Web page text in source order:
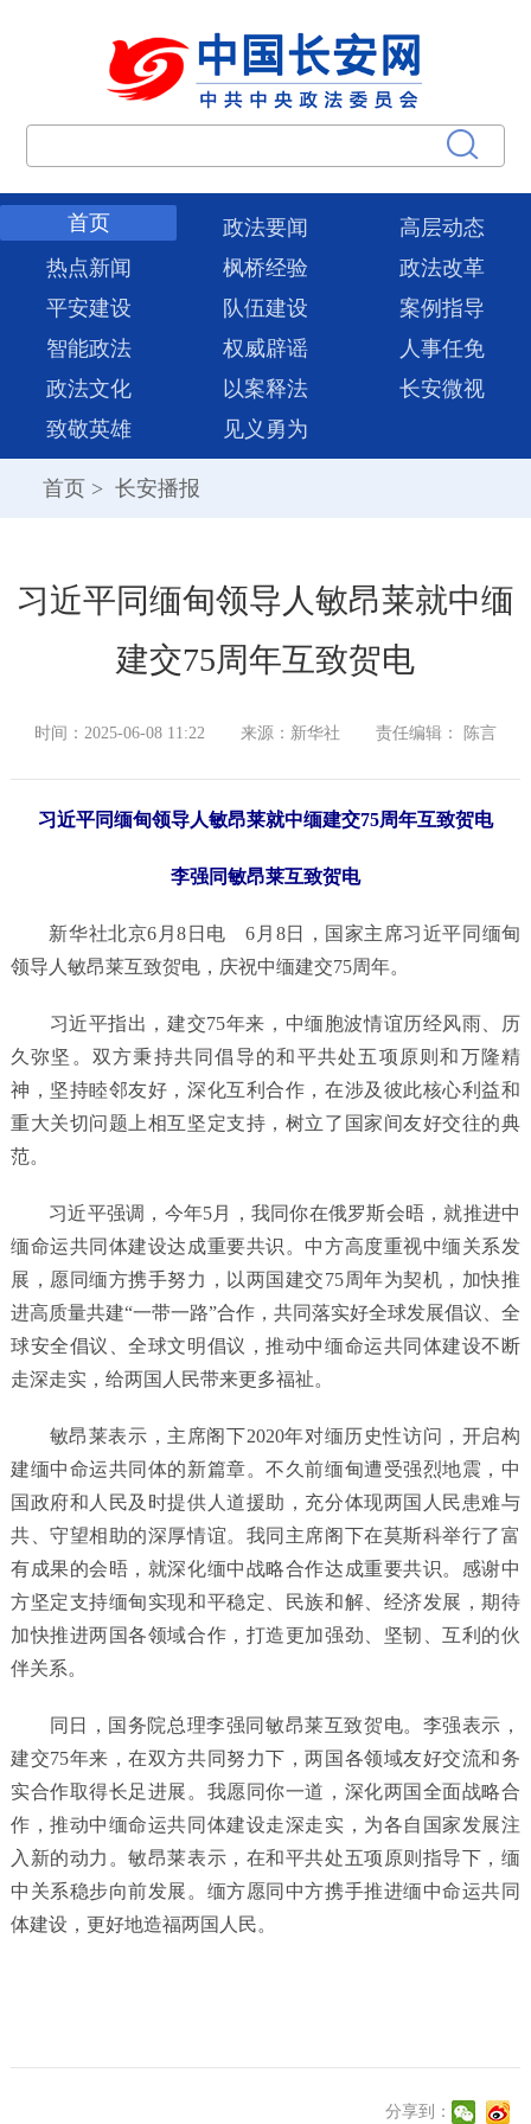
首页 政法要闻
高层动态
热点新闻
枫桥经验
政法改革
平安建设
队伍建设
案例指导
智能政法
权威辟谣
人事任免
政法文化
以案释法
长安微视
致敬英雄
见义勇为
首页 > 长安播报
习近平同缅甸领导人敏昂莱就中缅
建交75周年互致贺电
时间：2025-06-08 11:22 来源：新华社 责任编辑： 陈言
习近平同缅甸领导人敏昂莱就中缅建交75周年互致贺电
李强同敏昂莱互致贺电
新华社北京6月8日电 6月8日，国家主席习近平同缅甸
领导人敏昂莱互致贺电，庆祝中缅建交75周年。
习近平指出，建交75年来，中缅胞波情谊历经风雨、历
久弥坚。双方秉持共同倡导的和平共处五项原则和万隆精
神，坚持睦邻友好，深化互利合作，在涉及彼此核心利益和
重大关切问题上相互坚定支持，树立了国家间友好交往的典
范。
习近平强调，今年5月，我同你在俄罗斯会晤，就推进中
缅命运共同体建设达成重要共识。中方高度重视中缅关系发
展，愿同缅方携手努力，以两国建交75周年为契机，加快推
进高质量共建“一带一路”合作，共同落实好全球发展倡议、全
球安全倡议、全球文明倡议，推动中缅命运共同体建设不断
走深走实，给两国人民带来更多福祉。
敏昂莱表示，主席阁下2020年对缅历史性访问，开启构
建缅中命运共同体的新篇章。不久前缅甸遭受强烈地震，中
国政府和人民及时提供人道援助，充分体现两国人民患难与
共、守望相助的深厚情谊。我同主席阁下在莫斯科举行了富
有成果的会晤，就深化缅中战略合作达成重要共识。感谢中
方坚定支持缅甸实现和平稳定、民族和解、经济发展，期待
加快推进两国各领域合作，打造更加强劲、坚韧、互利的伙
伴关系。
同日，国务院总理李强同敏昂莱互致贺电。李强表示，
建交75年来，在双方共同努力下，两国各领域友好交流和务
实合作取得长足进展。我愿同你一道，深化两国全面战略合
作，推动中缅命运共同体建设走深走实，为各自国家发展注
入新的动力。敏昂莱表示，在和平共处五项原则指导下，缅
中关系稳步向前发展。缅方愿同中方携手推进缅中命运共同
体建设，更好地造福两国人民。
分享到：